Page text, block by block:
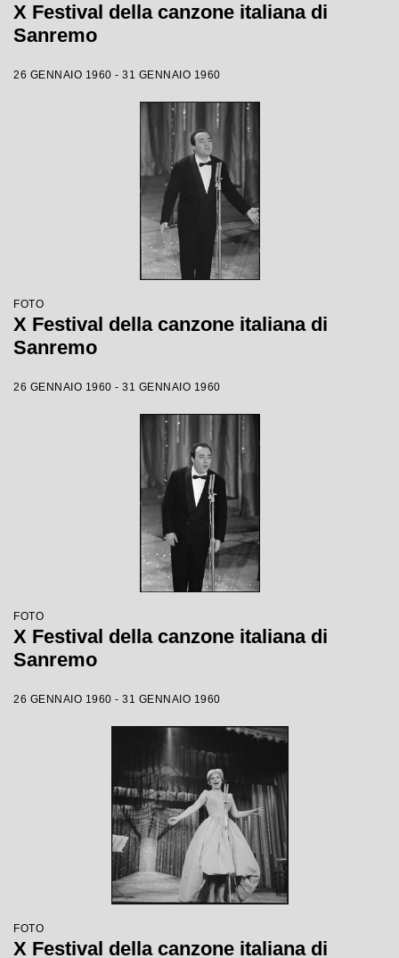
X Festival della canzone italiana di
Sanremo
26 GENNAIO 1960 - 31 GENNAIO 1960
FOTO
X Festival della canzone italiana di
Sanremo
26 GENNAIO 1960 - 31 GENNAIO 1960
FOTO
X Festival della canzone italiana di
Sanremo
26 GENNAIO 1960 - 31 GENNAIO 1960
FOTO
X Festival della canzone italiana di